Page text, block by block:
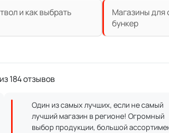
и как выбрать
Магазины для
бункер
184 отзывов
Один из самых лучших, если не самый
лучший магазин в регионе! Огромный
выбор продукции, большой